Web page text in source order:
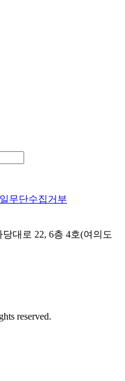
무단수집거부
대로 22, 6층 4호(여의도
reserved.